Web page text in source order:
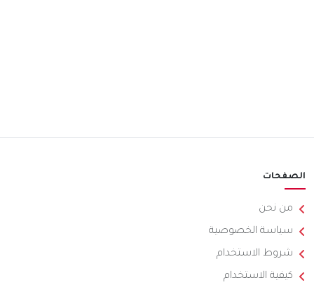
الصفحات
من نحن
سياسة الخصوصية
شروط الاستخدام
كيفية الاستخدام